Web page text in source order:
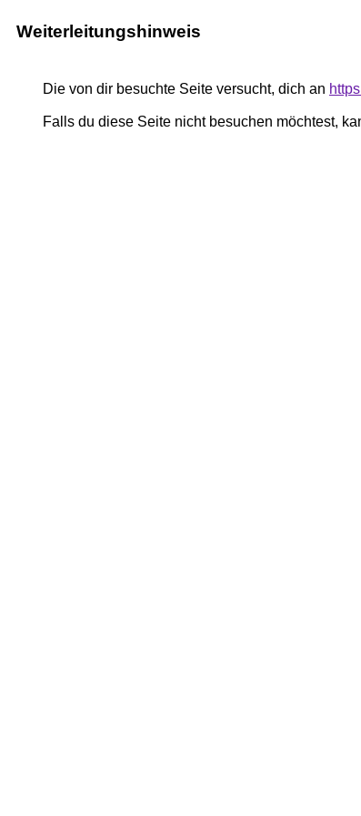
Weiterleitungshinweis
Die von dir besuchte Seite versucht, dich an
Falls du diese Seite nicht besuchen möchtest,